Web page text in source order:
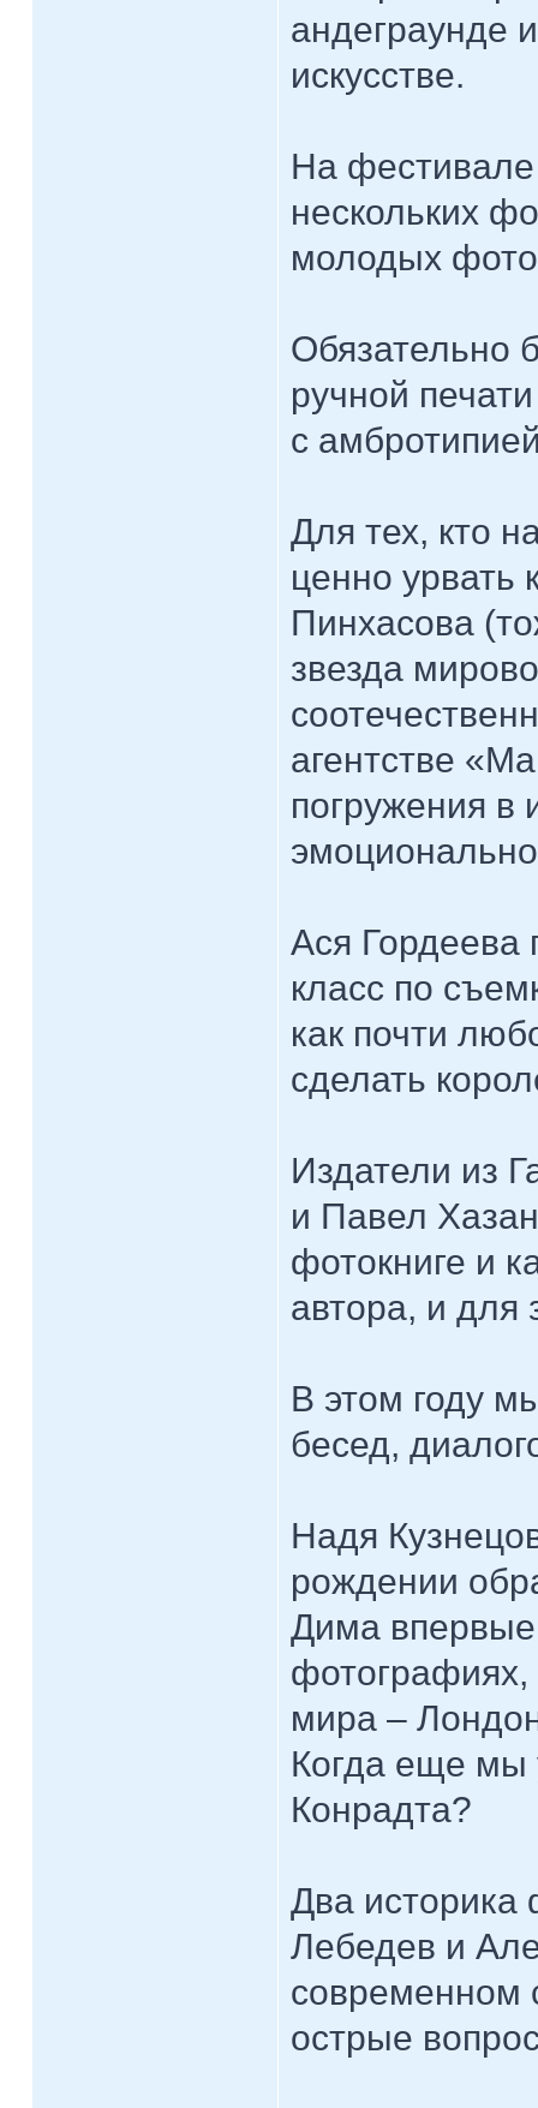
андеграунде
искусстве.
На фестивале
нескольких
молодых
Обязательно
ручной
с
Для тех, кто
ценно урвать
Пинхасова
звезда
агентстве
погружения в
Ася Гордеева
класс по
как почти
сделать
Издатели из
и Павел
фотокниге и
автора, и для
В этом году
бесед,
Надя
рождении
Дима впервые
фотографиях,
мира –
Когда еще мы
Конрадта?
Два историка
Лебедев и
современном
острые